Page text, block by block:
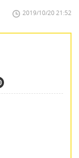
2019/10/20 21:52